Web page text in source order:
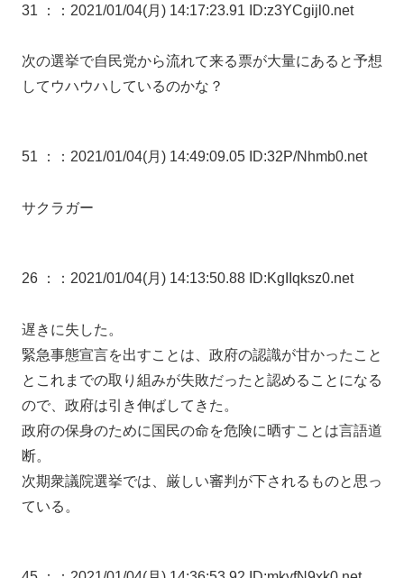
31 ： ：2021/01/04(月) 14:17:23.91 ID:z3YCgijl0.net
次の選挙で自民党から流れて来る票が大量にあると予想
してウハウハしているのかな？
51 ： ：2021/01/04(月) 14:49:09.05 ID:32P/Nhmb0.net
サクラガー
26 ： ：2021/01/04(月) 14:13:50.88 ID:KgIIqksz0.net
遅きに失した。
緊急事態宣言を出すことは、政府の認識が甘かったこと
とこれまでの取り組みが失敗だったと認めることになる
ので、政府は引き伸ばしてきた。
政府の保身のために国民の命を危険に晒すことは言語道
断。
次期衆議院選挙では、厳しい審判が下されるものと思っ
ている。